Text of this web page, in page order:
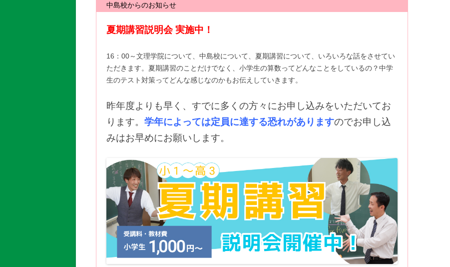
中島校からのお知らせ
夏期講習説明会 実施中！
16：00～文理学院について、中島校について、夏期講習について、いろいろな話をさせてい
ただきます。夏期講習のことだけでなく、小学生の算数ってどんなことをしているの？中学
生のテスト対策ってどんな感じなのかもお伝えしていきます。
昨年度よりも早く、すでに多くの方々にお申し込みをいただいてお
ります。 学年によっては定員に達する恐れがありますのでお申し込
みはお早めにお願いします。